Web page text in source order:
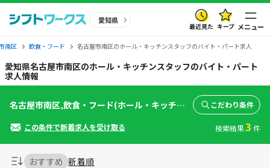
愛知県
最近見た キープ メニュー
南区 飲食・フード 名古屋市南区のホール・キッチンスタッフのバイト・パート求人
愛知県名古屋市南区のホール・キッチンスタッフのバイト・パート
求人情報
おすすめ 新着順
名古屋市南区,飲食・フード(ホール・キッチンスタッフ) こだわり条件
この条件で新着求人を受け取る 検索結果3 件